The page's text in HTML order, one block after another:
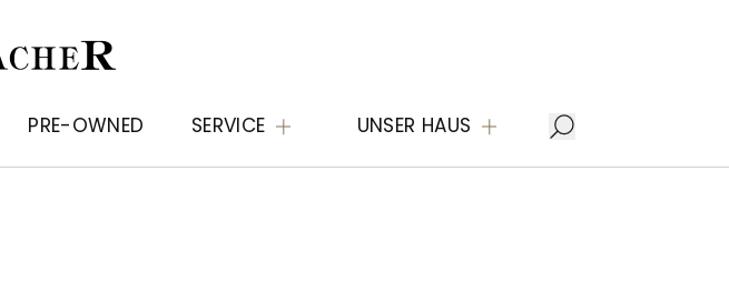
PRE-OWNED SERVICE UNSER HAUS